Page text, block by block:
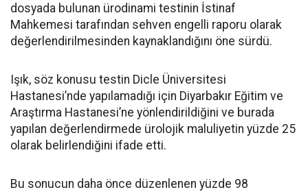
dosyada bulunan ürodinami testinin İstinaf
Mahkemesi tarafından sehven engelli raporu olarak
değerlendirilmesinden kaynaklandığını öne sürdü.
Işık, söz konusu testin Dicle Üniversitesi
Hastanesi’nde yapılamadığı için Diyarbakır Eğitim ve
Araştırma Hastanesi’ne yönlendirildiğini ve burada
yapılan değerlendirmede ürolojik maluliyetin yüzde 25
olarak belirlendiğini ifade etti.
Bu sonucun daha önce düzenlenen yüzde 98